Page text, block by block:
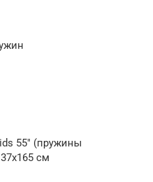
55″ (пружины
см